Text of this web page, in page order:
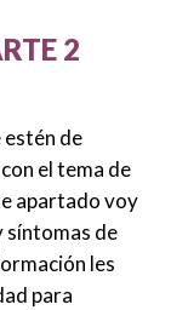
2
estén de
el tema de
apartado voy
síntomas de
les
para